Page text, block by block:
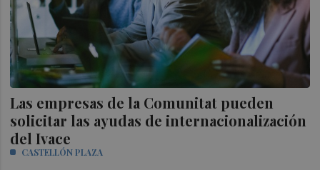
Las empresas de la Comunitat pueden
solicitar las ayudas de internacionalización
del Ivace
CASTELLÓN PLAZA